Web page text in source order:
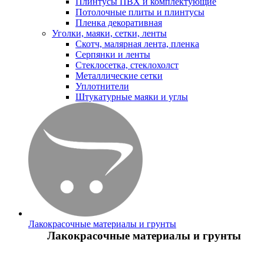
Потолочные плиты и плинтусы
Пленка декоративная
Уголки, маяки, сетки, ленты
Скотч, малярная лента, пленка
Серпянки и ленты
Стеклосетка, стеклохолст
Металлические сетки
Уплотнители
Штукатурные маяки и углы
Лакокрасочные материалы и грунты
Лакокрасочные материалы и грунты